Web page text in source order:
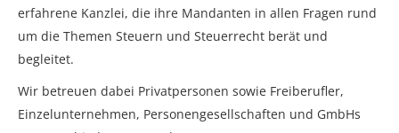
erfahrene Kanzlei, die ihre Mandanten in allen Fragen rund
um die Themen Steuern und Steuerrecht berät und
begleitet.
Wir betreuen dabei Privatpersonen sowie Freiberufler,
Einzelunternehmen, Personen­gesellschaften und GmbHs